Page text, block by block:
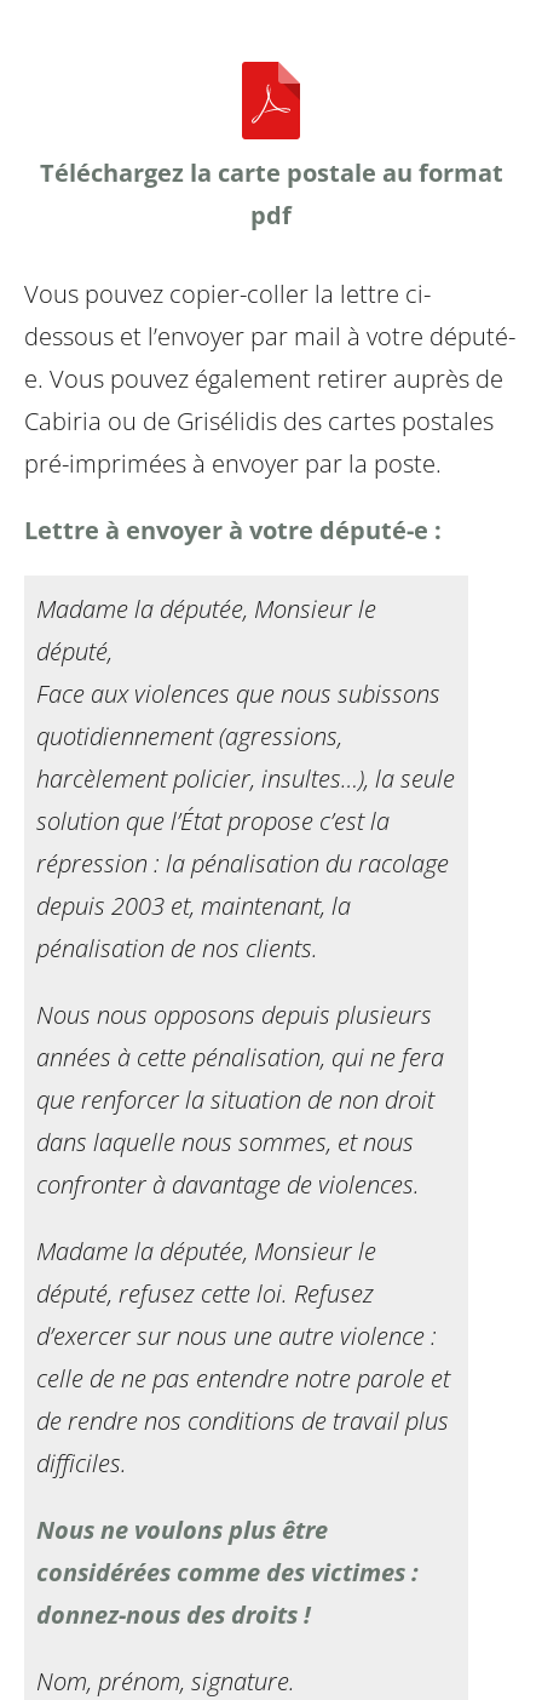
Téléchargez la carte postale au format
pdf
Vous pouvez copier-coller la lettre ci-
dessous et l’envoyer par mail à votre député-
e. Vous pouvez également retirer auprès de
Cabiria ou de Grisélidis des cartes postales
pré-imprimées à envoyer par la poste.
Lettre à envoyer à votre député-e :
Madame la députée, Monsieur le
député,
Face aux violences que nous subissons
quotidiennement(agressions,
harcèlement policier, insultes…), laseule
solution que l’État propose c’est la
répression : la pénalisation du racolage
depuis 2003 et, maintenant, la
pénalisation de nos clients.
Nous nous opposons depuis plusieurs
années à cettepénalisation, qui ne fera
que renforcer la situation denon droit
dans laquelle nous sommes, et nous
confronter à davantage de violences.
Madame la députée, Monsieur le
député, refusez cetteloi. Refusez
d’exercer sur nous une autre violence :
celle de ne pas entendre notre parole et
de rendre nos conditions de travail plus
difficiles.
Nous ne voulons plus être
considérées comme des victimes :
donnez-nous des droits !
Nom, prénom, signature.